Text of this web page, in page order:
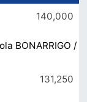
140,000
BONARRIGO /
131,250